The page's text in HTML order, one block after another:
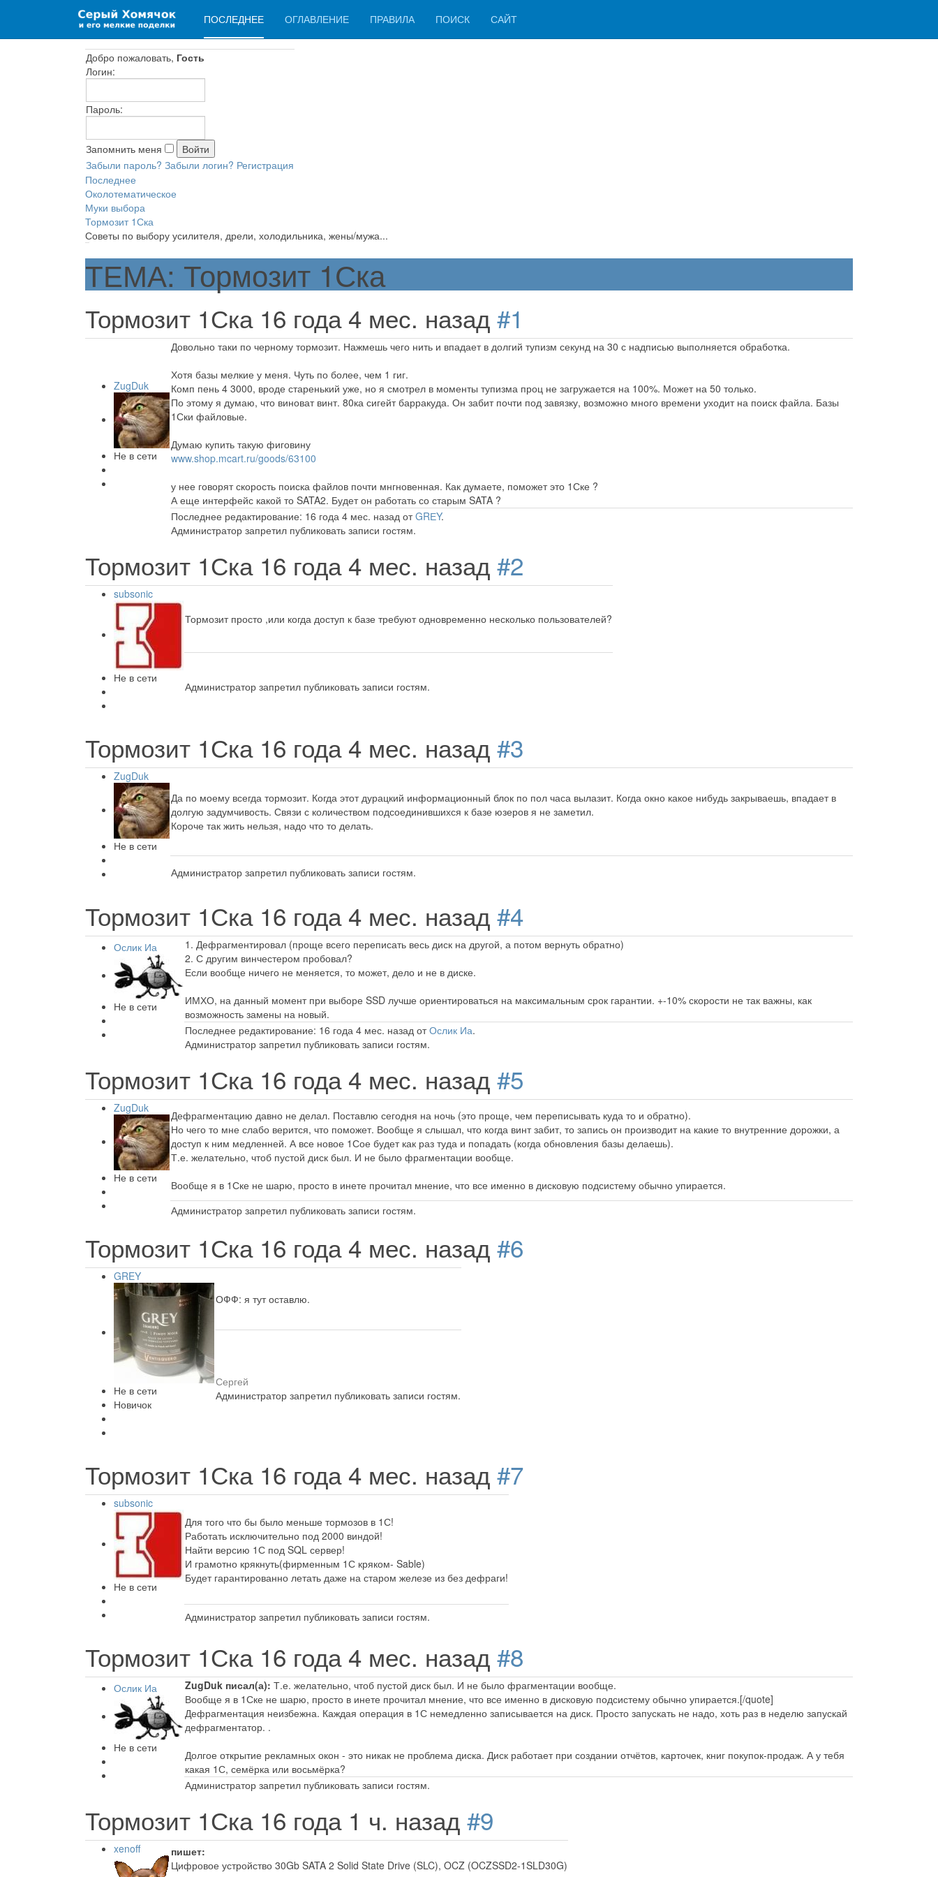
ПОСЛЕДНЕЕ ОГЛАВЛЕНИЕ ПРАВИЛА ПОИСК САЙТ
Добро пожаловать, Гость
Логин:
Пароль:
Запомнить меня
Забыли пароль? Забыли логин? Регистрация
Последнее
Околотематическое
Муки выбора
Тормозит 1Ска
Советы по выбору усилителя, дрели, холодильника, жены/мужа...
ТЕМА: Тормозит 1Ска
Тормозит 1Ска 16 года 4 мес. назад #1
ZugDuk
Не в сети
Довольно таки по черному тормозит. Нажмешь чего нить и впадает в долгий тупизм секунд на 30 с надписью выполняется обработка.
Хотя базы мелкие у меня. Чуть по более, чем 1 гиг.
Комп пень 4 3000, вроде старенький уже, но я смотрел в моменты тупизма проц не загружается на 100%. Может на 50 только.
По этому я думаю, что виноват винт. 80ка сигейт барракуда. Он забит почти под завязку, возможно много времени уходит на поиск файла. Базы
1Ски файловые.
Думаю купить такую фиговину
www.shop.mcart.ru/goods/63100
у нее говорят скорость поиска файлов почти мнгновенная. Как думаете, поможет это 1Ске ?
А еще интерфейс какой то SATA2. Будет он работать со старым SATA ?
Последнее редактирование: 16 года 4 мес. назад отGRЕY.
Администратор запретил публиковать записи гостям.
Тормозит 1Ска 16 года 4 мес. назад #2
subsonic
Не в сети
Тормозит просто ,или когда доступ к базе требуют одновременно несколько пользователей?
Администратор запретил публиковать записи гостям.
Тормозит 1Ска 16 года 4 мес. назад #3
ZugDuk
Не в сети
Да по моему всегда тормозит. Когда этот дурацкий информационный блок по пол часа вылазит. Когда окно какое нибудь закрываешь, впадает в
долгую задумчивость. Связи с количеством подсоединившихся к базе юзеров я не заметил.
Короче так жить нельзя, надо что то делать.
Администратор запретил публиковать записи гостям.
Тормозит 1Ска 16 года 4 мес. назад #4
Ослик Иа
Не в сети
1. Дефрагментировал (проще всего переписать весь диск на другой, а потом вернуть обратно)
2. С другим винчестером пробовал?
Если вообще ничего не меняется, то может, дело и не в диске.
ИМХО, на данный момент при выборе SSD лучше ориентироваться на максимальным срок гарантии. +-10% скорости не так важны, как
возможность замены на новый.
Последнее редактирование: 16 года 4 мес. назад отОслик Иа.
Администратор запретил публиковать записи гостям.
Тормозит 1Ска 16 года 4 мес. назад #5
ZugDuk
Не в сети
Дефрагментацию давно не делал. Поставлю сегодня на ночь (это проще, чем переписывать куда то и обратно).
Но чего то мне слабо верится, что поможет. Вообще я слышал, что когда винт забит, то запись он производит на какие то внутренние дорожки, а
доступ к ним медленней. А все новое 1Сое будет как раз туда и попадать (когда обновления базы делаешь).
Т.е. желательно, чтоб пустой диск был. И не было фрагментации вообще.
Вообще я в 1Ске не шарю, просто в инете прочитал мнение, что все именно в дисковую подсистему обычно упирается.
Администратор запретил публиковать записи гостям.
Тормозит 1Ска 16 года 4 мес. назад #6
GREY
Не в сети
Новичок
ОФФ: я тут оставлю.
Сергей
Администратор запретил публиковать записи гостям.
Тормозит 1Ска 16 года 4 мес. назад #7
subsonic
Не в сети
Для того что бы было меньше тормозов в 1С!
Работать исключительно под 2000 виндой!
Найти версию 1С под SQL сервер!
И грамотно крякнуть(фирменным 1С кряком- Sable)
Будет гарантированно летать даже на старом железе из без дефраги!
Администратор запретил публиковать записи гостям.
Тормозит 1Ска 16 года 4 мес. назад #8
Ослик Иа
Не в сети
ZugDuk писал(а): Т.е. желательно, чтоб пустой диск был. И не было фрагментации вообще.
Вообще я в 1Ске не шарю, просто в инете прочитал мнение, что все именно в дисковую подсистему обычно упирается.[/quote]
Дефрагментация неизбежна. Каждая операция в 1С немедленно записывается на диск. Просто запускать не надо, хоть раз в неделю запускай
дефрагментатор. .
Долгое открытие рекламных окон - это никак не проблема диска. Диск работает при создании отчётов, карточек, книг покупок-продаж. А у тебя
какая 1С, семёрка или восьмёрка?
Администратор запретил публиковать записи гостям.
Тормозит 1Ска 16 года 1 ч. назад #9
xenoff
пишет:
Цифровое устройство 30Gb SATA 2 Solid State Drive (SLC), OCZ (OCZSSD2-1SLD30G)